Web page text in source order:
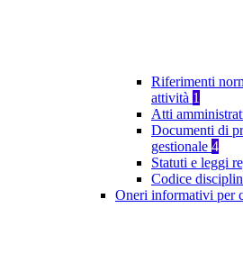
Riferimenti
attività 1
Atti
Documenti di
gestionale 4
Statuti e leggi
Codice
Oneri informativi per